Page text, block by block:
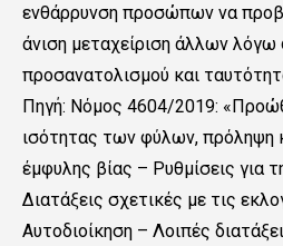
ενθάρρυνση προσώπων να
άνιση μεταχείριση άλλων λόγω
προσανατολισμού και
Πηγή: Νόμος 4604/2019:
ισότητας των φύλων, πρόληψη
έμφυλης βίας – Ρυθμίσεις για
Διατάξεις σχετικές με τις
Αυτοδιοίκηση – Λοιπές